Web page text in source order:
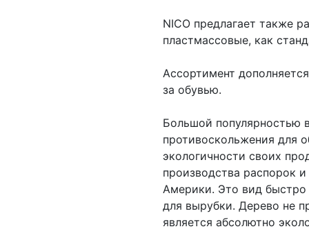
NICO предлагает также
пластмассовые, как
Ассортимент
за обувью.
Большой популярностью
противоскольжения для
экологичности своих
производства распорок
Америки. Это вид быстро
для вырубки. Дерево не
является абсолютно